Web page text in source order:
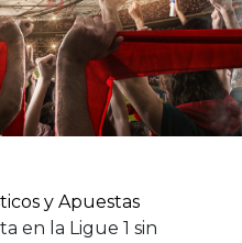
y Apuestas
en la Ligue 1 sin